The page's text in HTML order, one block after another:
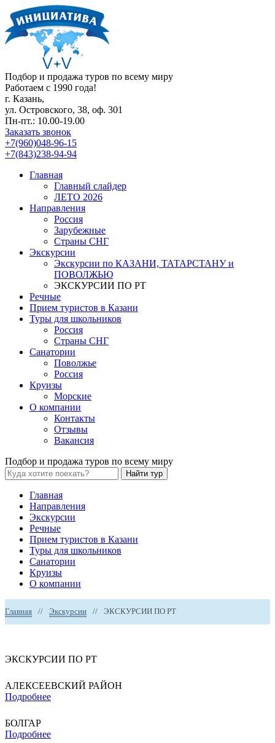
Подбор и продажа туров по всему миру
Работаем с 1990 года!
г. Казань,
ул. Островского, 38, оф. 301
Пн-пт.: 10.00-19.00
Заказать звонок
+7(960)048-96-15
+7(843)238-94-94
Главная
Главный слайдер
ЛЕТО 2026
Направления
Россия
Зарубежные
Страны СНГ
Экскурсии
Экскурсии по КАЗАНИ, ТАТАРСТАНУ и
ПОВОЛЖЬЮ
ЭКСКУРСИИ ПО РТ
Речные
Прием туристов в Казани
Туры для школьников
Россия
Страны СНГ
Санатории
Поволжье
Россия
Круизы
Морские
О компании
Контакты
Отзывы
Вакансия
Подбор и продажа туров по всему миру
Найти тур
Главная
Направления
Экскурсии
Речные
Прием туристов в Казани
Туры для школьников
Санатории
Круизы
О компании
Главная // Экскурсии // ЭКСКУРСИИ ПО РТ
ЭКСКУРСИИ ПО РТ
АЛЕКСЕЕВСКИЙ РАЙОН
Подробнее
БОЛГАР
Подробнее